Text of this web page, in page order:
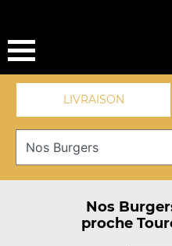
LIVRAISON
Nos
proche